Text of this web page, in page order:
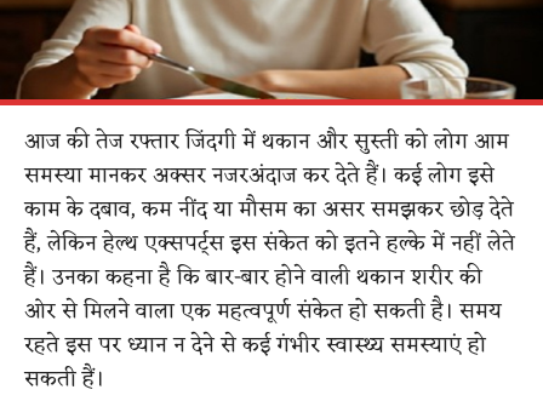
आज की तेज रफ्तार जिंदगी में थकान और सुस्ती को लोग आम
समस्या मानकर अक्सर नजरअंदाज कर देते हैं। कई लोग इसे
काम के दबाव, कम नींद या मौसम का असर समझकर छोड़ देते
हैं, लेकिन हेल्थ एक्सपर्ट्स इस संकेत को इतने हल्के में नहीं लेते
हैं। उनका कहना है कि बार-बार होने वाली थकान शरीर की
ओर से मिलने वाला एक महत्वपूर्ण संकेत हो सकती है। समय
रहते इस पर ध्यान न देने से कई गंभीर स्वास्थ्य समस्याएं हो
सकती हैं।